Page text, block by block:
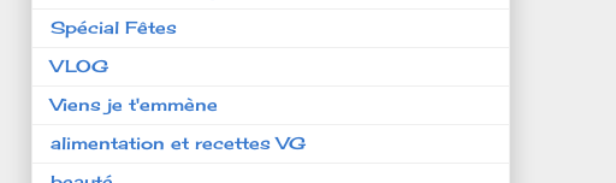
Spécial Fêtes
VLOG
Viens je t'emmène
alimentation et recettes VG